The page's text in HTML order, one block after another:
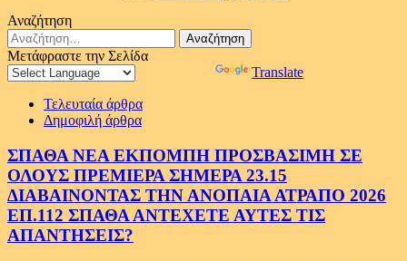
Αναζήτηση
Αναζήτηση
για:
Μετάφραστε την Σελίδα
Translate
Τελευταία άρθρα
Δημοφιλή άρθρα
ΣΠΑΘΑ ΝΕΑ ΕΚΠΟΜΠΗ ΠΡΟΣΒΑΣΙΜΗ ΣΕ
ΟΛΟΥΣ ΠΡΕΜΙΕΡΑ ΣΗΜΕΡΑ 23.15
ΔΙΑΒΑΙΝΟΝΤΑΣ ΤΗΝ ΑΝΟΠΑΙΑ ΑΤΡΑΠΟ 2026
ΕΠ.112 ΣΠΑΘΑ ΑΝΤΕΧΕΤΕ ΑΥΤΕΣ ΤΙΣ
ΑΠΑΝΤΗΣΕΙΣ?